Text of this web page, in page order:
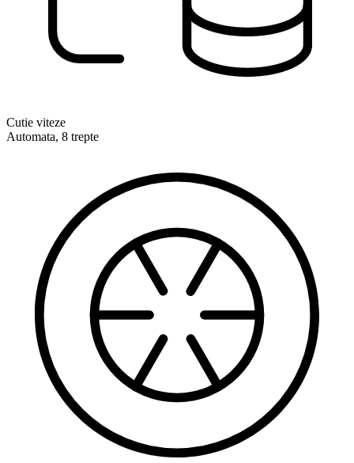
Cutie viteze
Automata, 8 trepte